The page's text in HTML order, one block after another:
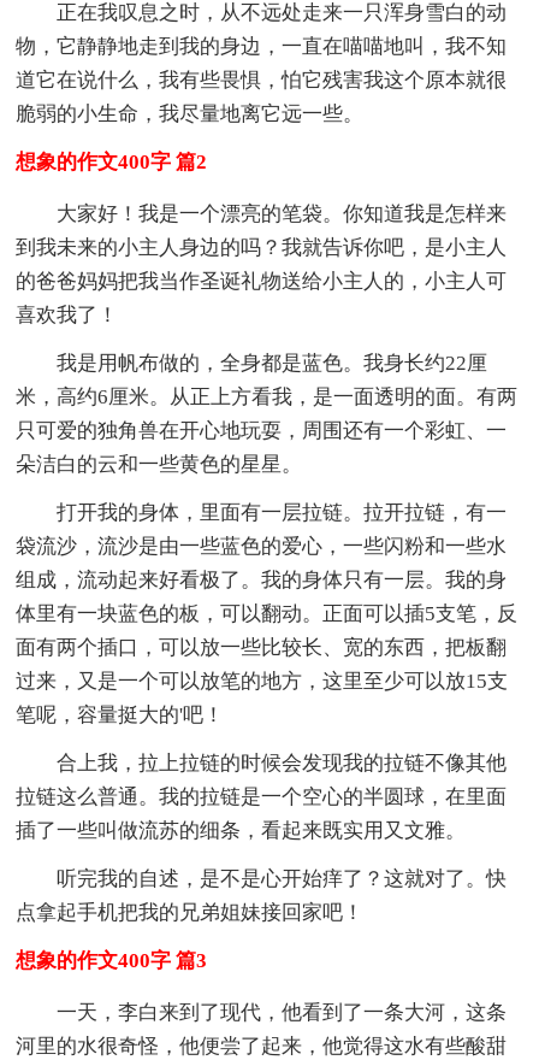
正在我叹息之时，从不远处走来一只浑身雪白的动
物，它静静地走到我的身边，一直在喵喵地叫，我不知
道它在说什么，我有些畏惧，怕它残害我这个原本就很
脆弱的小生命，我尽量地离它远一些。
想象的作文400字 篇2
大家好！我是一个漂亮的笔袋。你知道我是怎样来
到我未来的小主人身边的吗？我就告诉你吧，是小主人
的爸爸妈妈把我当作圣诞礼物送给小主人的，小主人可
喜欢我了！
我是用帆布做的，全身都是蓝色。我身长约22厘
米，高约6厘米。从正上方看我，是一面透明的面。有两
只可爱的独角兽在开心地玩耍，周围还有一个彩虹、一
朵洁白的云和一些黄色的星星。
打开我的身体，里面有一层拉链。拉开拉链，有一
袋流沙，流沙是由一些蓝色的爱心，一些闪粉和一些水
组成，流动起来好看极了。我的身体只有一层。我的身
体里有一块蓝色的板，可以翻动。正面可以插5支笔，反
面有两个插口，可以放一些比较长、宽的东西，把板翻
过来，又是一个可以放笔的地方，这里至少可以放15支
笔呢，容量挺大的'吧！
合上我，拉上拉链的时候会发现我的拉链不像其他
拉链这么普通。我的拉链是一个空心的半圆球，在里面
插了一些叫做流苏的细条，看起来既实用又文雅。
听完我的自述，是不是心开始痒了？这就对了。快
点拿起手机把我的兄弟姐妹接回家吧！
想象的作文400字 篇3
一天，李白来到了现代，他看到了一条大河，这条
河里的水很奇怪，他便尝了起来，他觉得这水有些酸甜